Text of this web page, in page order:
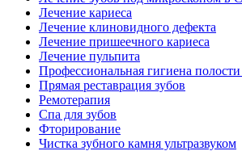
Лечение кариеса
Лечение клиновидного дефекта
Лечение пришеечного кариеса
Лечение пульпита
Профессиональная гигиена полости
Прямая реставрация зубов
Ремотерапия
Спа для зубов
Фторирование
Чистка зубного камня ультразвуком